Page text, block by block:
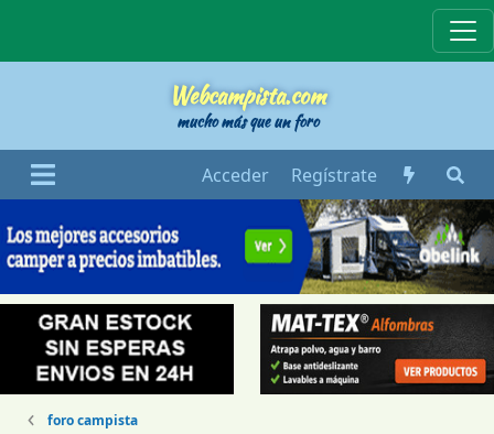
Webcampista.com
mucho más que un foro
Acceder Regístrate
foro campista